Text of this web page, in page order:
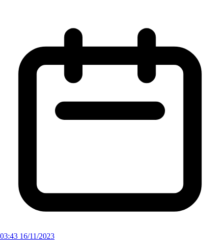
03:43 16/11/2023